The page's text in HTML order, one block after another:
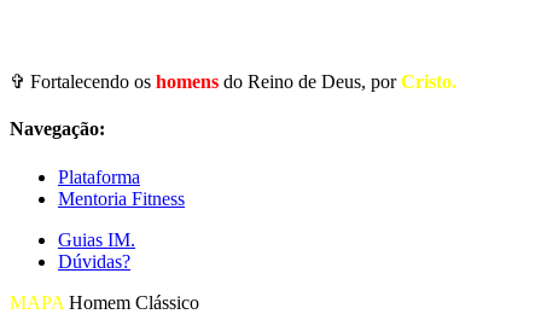
✞ Fortalecendo os homens do Reino de Deus, porCristo.
Navegação:
Plataforma
Mentoria Fitness
Guias IM.
Dúvidas?
MAPA Homem Clássico